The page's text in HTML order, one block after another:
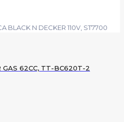
BLACK N DECKER 110V, ST7700
GAS 62CC, TT-BC620T-2